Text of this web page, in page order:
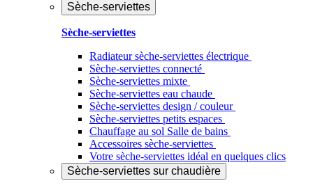
Sèche-serviettes
Sèche-serviettes
Radiateur sèche-serviettes électrique
Sèche-serviettes connecté
Sèche-serviettes mixte
Sèche-serviettes eau chaude
Sèche-serviettes design / couleur
Sèche-serviettes petits espaces
Chauffage au sol Salle de bains
Accessoires sèche-serviettes
Votre sèche-serviettes idéal en quelques clics
Sèche-serviettes sur chaudière